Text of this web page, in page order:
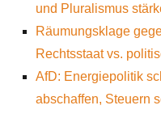
und Pluralismus
Räumungsklage
Rechtsstaat vs.
AfD: Energiepolitik
abschaffen, Steuern